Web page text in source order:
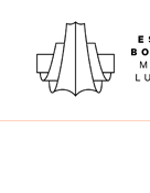
contenu